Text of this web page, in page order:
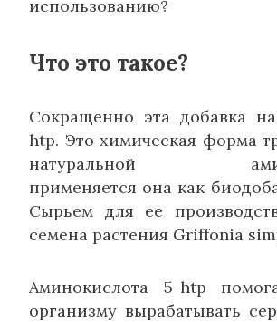
использованию?
Что это такое?
Сокращенно эта добавка
htp. Это химическая форма
натуральной
применяется она как
Сырьем для ее
семена растения Griffonia
Аминокислота 5-htp
организму вырабатывать